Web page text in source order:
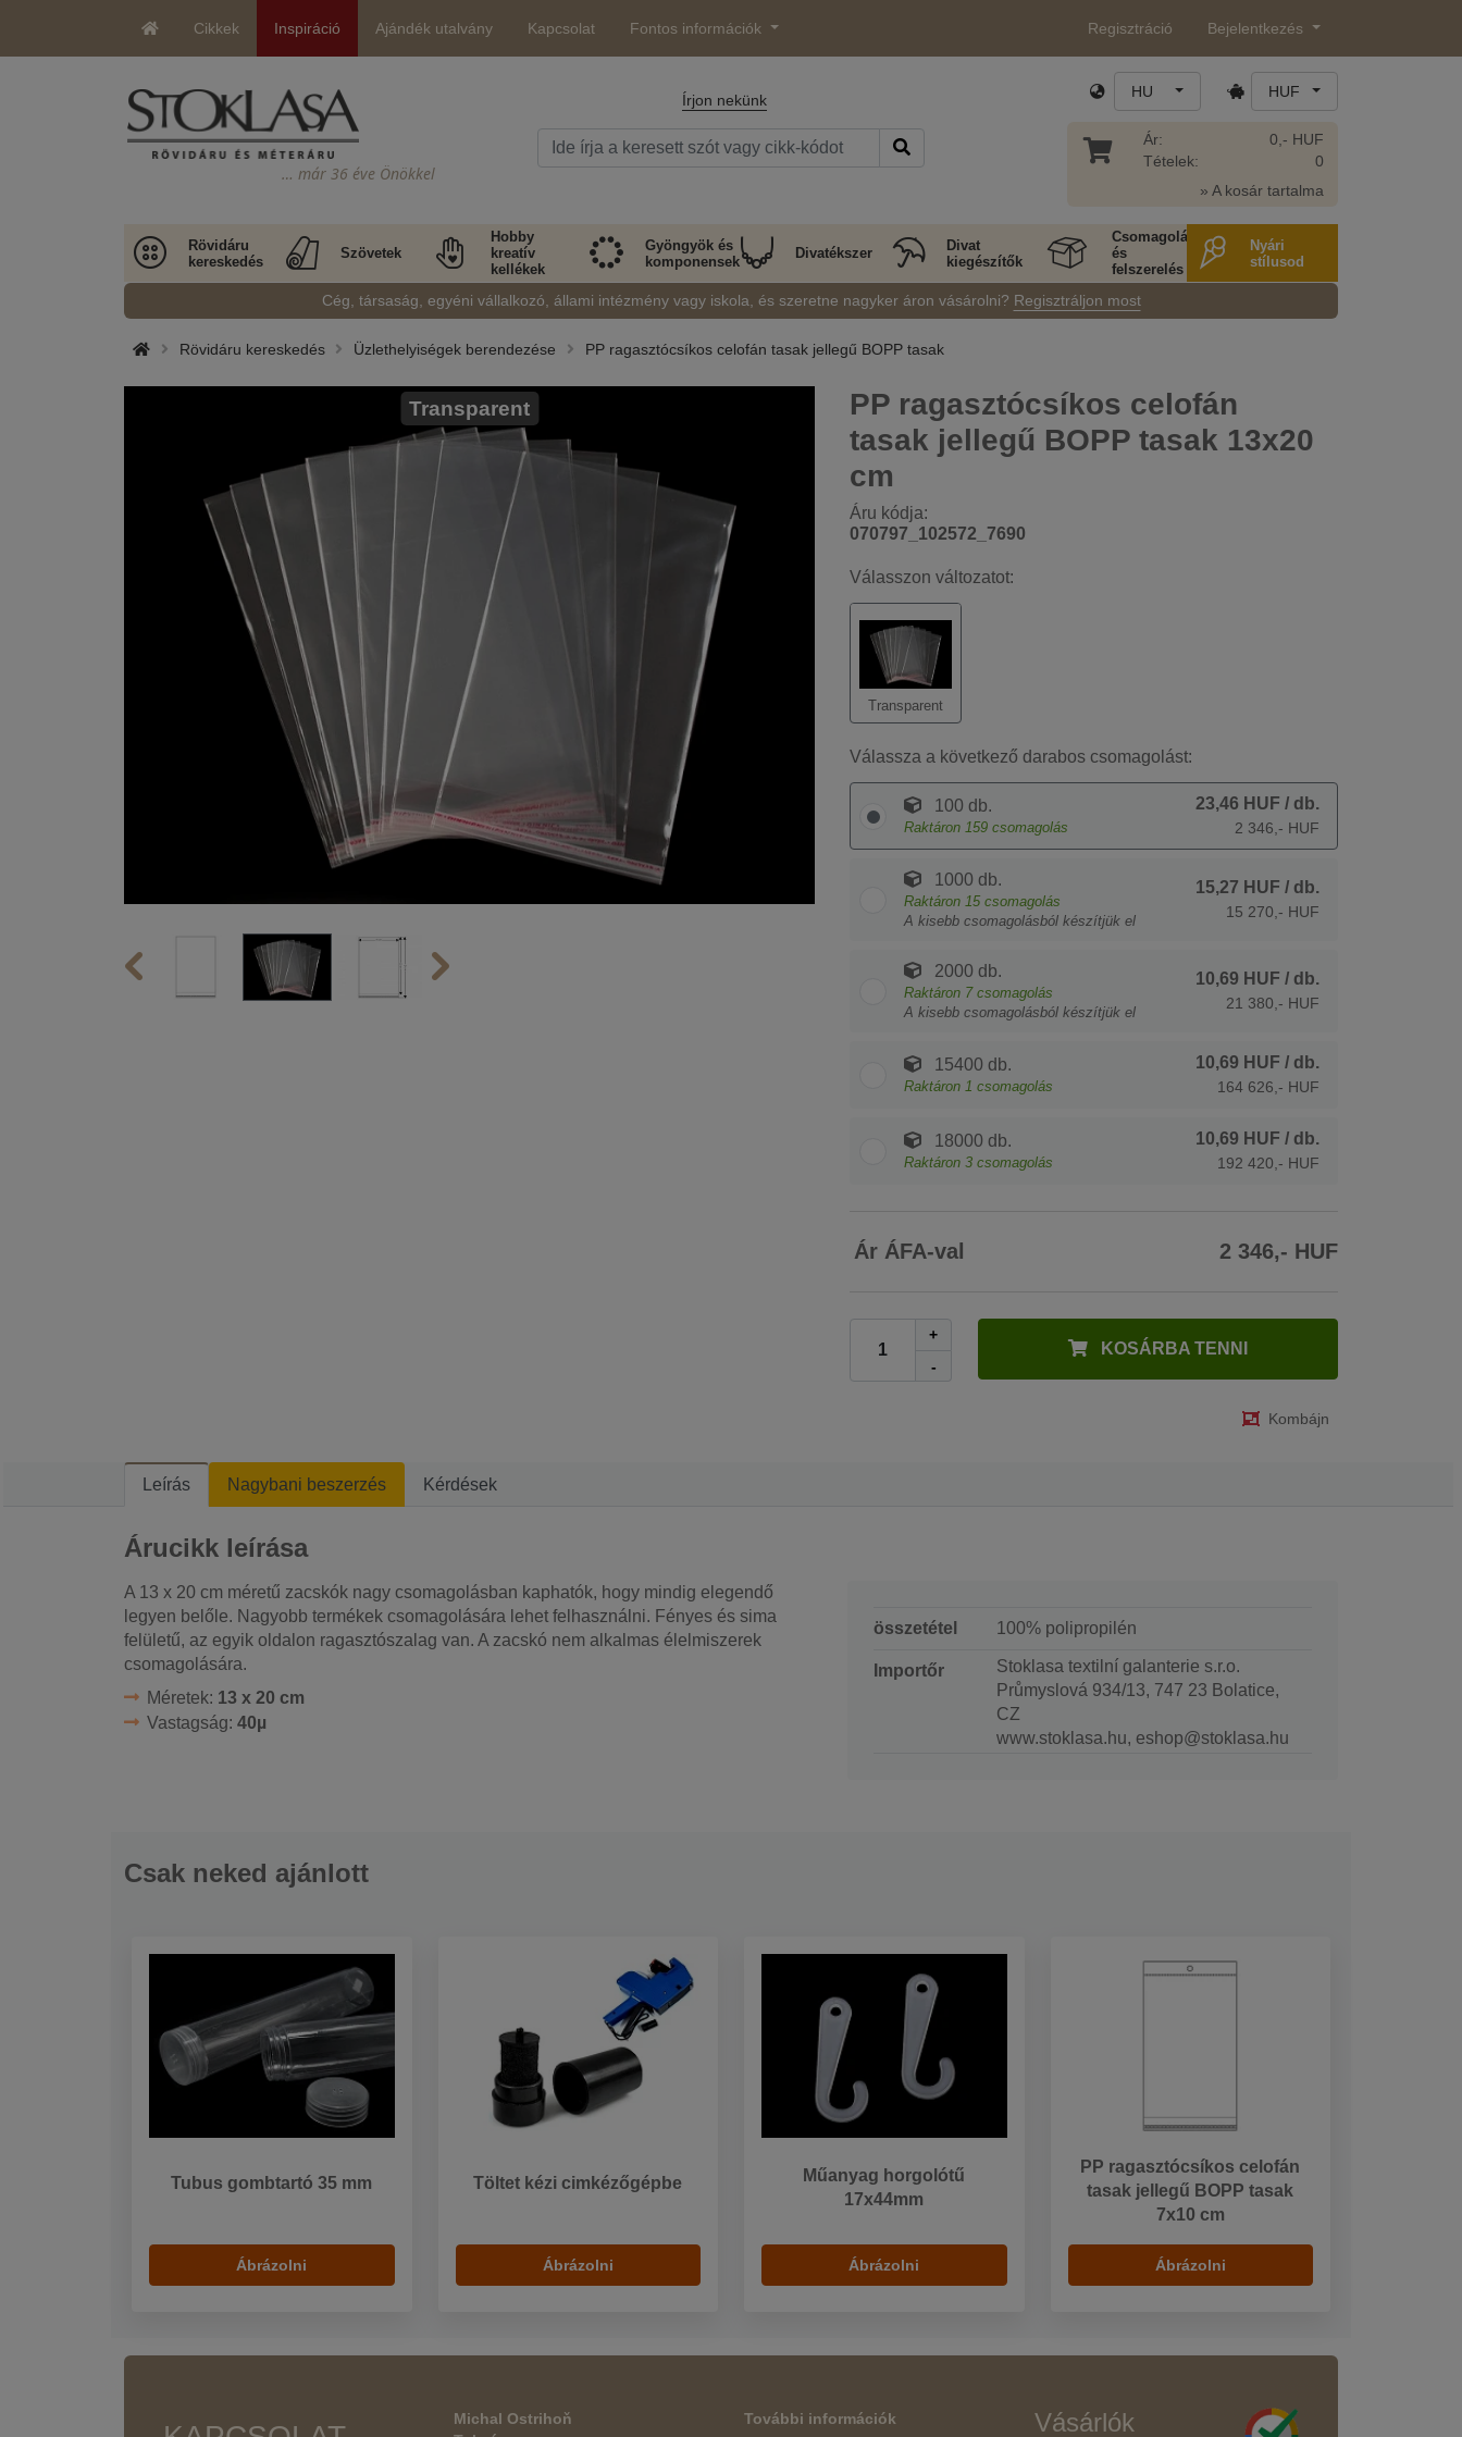
Cikkek Inspiráció Ajándék utalvány Kapcsolat Fontos információk Regisztráció Bejelentkezés
… már 36 éve Önökkel
Írjon nekünk HU HUF
Ár:
Tételek:
0,- HUF
0
» A kosár tartalma
Rövidáru
kereskedés
Szövetek
Hobby
kreatív
kellékek
Gyöngyök és
komponensek
Divatékszer
Divat
kiegészítők
Csomagolás
és
felszerelés
Nyári
stílusod
Cég, társaság, egyéni vállalkozó, állami intézmény vagy iskola, és szeretne nagyker áron vásárolni? Regisztráljon most
Rövidáru kereskedés Üzlethelyiségek berendezése PP ragasztócsíkos celofán tasak jellegű BOPP tasak
PP ragasztócsíkos celofán
tasak jellegű BOPP tasak 13x20
cm
Áru kódja:
070797_102572_7690
Transparent
Válasszon változatot:
Transparent
Válassza a következő darabos csomagolást:
100 db.
Raktáron 159 csomagolás
23,46 HUF / db.
2 346,- HUF
1000 db.
Raktáron 15 csomagolás
A kisebb csomagolásból készítjük el
15,27 HUF / db.
15 270,- HUF
2000 db.
Raktáron 7 csomagolás
A kisebb csomagolásból készítjük el
10,69 HUF / db.
21 380,- HUF
15400 db.
Raktáron 1 csomagolás
10,69 HUF / db.
164 626,- HUF
18000 db.
Raktáron 3 csomagolás
10,69 HUF / db.
192 420,- HUF
Ár ÁFA-val 2 346,- HUF
+
-
KOSÁRBA TENNI
Kombájn
Leírás Nagybani beszerzés Kérdések
Árucikk leírása
A 13 x 20 cm méretű zacskók nagy csomagolásban kaphatók, hogy mindig elegendő
legyen belőle. Nagyobb termékek csomagolására lehet felhasználni. Fényes és sima
felületű, az egyik oldalon ragasztószalag van. A zacskó nem alkalmas élelmiszerek
csomagolására.
Méretek: 13 x 20 cm
Vastagság: 40µ
összetétel 100% polipropilén
Importőr
Stoklasa textilní galanterie s.r.o.
Průmyslová 934/13, 747 23 Bolatice,
CZ
www.stoklasa.hu, eshop@stoklasa.hu
Csak neked ajánlott
Tubus gombtartó 35 mm
Ábrázolni
Töltet kézi cimkézőgépbe
Ábrázolni
Műanyag horgolótű
17x44mm
Ábrázolni
PP ragasztócsíkos celofán
tasak jellegű BOPP tasak
7x10 cm
Ábrázolni
Michal Ostrihoň
További információk Vásárlók